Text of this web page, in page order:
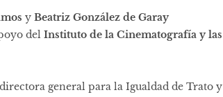
y Beatriz González de Garay
del Instituto de la Cinematografía y las
general para la Igualdad de Trato y